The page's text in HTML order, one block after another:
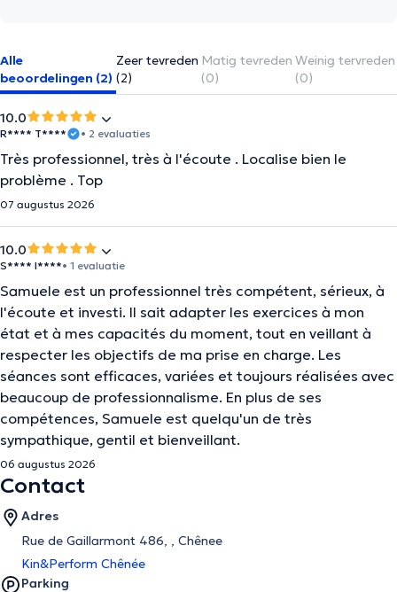
Alle
beoordelingen (2)
Zeer tevreden
(2)
Matig tevreden
(0)
Weinig tervreden
(0)
10.0
R**** T**** • 2 evaluaties
Très professionnel, très à l'écoute . Localise bien le
problème . Top
07 augustus 2026
10.0
S**** I****• 1 evaluatie
Samuele est un professionnel très compétent, sérieux, à
l'écoute et investi. Il sait adapter les exercices à mon
état et à mes capacités du moment, tout en veillant à
respecter les objectifs de ma prise en charge. Les
séances sont efficaces, variées et toujours réalisées avec
beaucoup de professionnalisme. En plus de ses
compétences, Samuele est quelqu'un de très
sympathique, gentil et bienveillant.
06 augustus 2026
Contact
Adres
Rue de Gaillarmont 486, , Chênee
Kin&Perform Chênée
Parking